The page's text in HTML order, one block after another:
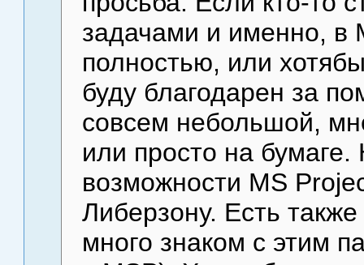
задачами и именно, в
полностью, или
буду благодарен за
совсем небольшой,
или просто на бумаге.
возможности MS
Либерзону. Есть
много знаком с этим